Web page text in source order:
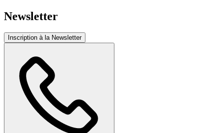
Newsletter
Inscription à la Newsletter